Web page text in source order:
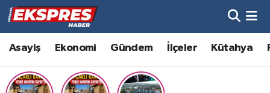
Asayiş Ekonomi Gündem İlçeler Kütahya
Altıntaş
Asayiş
Hava Durumu
Trafik Durumu